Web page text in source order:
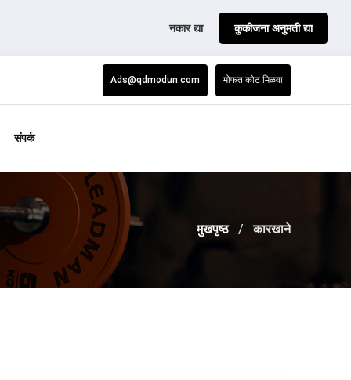
नकार द्या कुकीजना अनुमती द्या
Ads@qdmodun.com मोफत कोट मिळवा
संपर्क
मुखपृष्ठ कारखाने